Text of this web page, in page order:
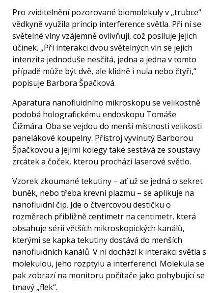
Pro zviditelnění pozorované biomolekuly v „trubce“
vědkyně využila princip interference světla. Při ní se
světelné vlny vzájemně ovlivňují, což posiluje jejich
účinek. „Při interakci dvou světelných vln se jejich
intenzita jednoduše nesčítá, jedna a jedna v tomto
případě může být dvě, ale klidně i nula nebo čtyři,“
popisuje Barbora Špačková.
Aparatura nanofluidního mikroskopu se velikostně
podobá holografickému endoskopu Tomáše
Čižmára. Oba se vejdou do menší místnosti velikosti
panelákové koupelny. Přístroj vyvinutý Barborou
Špačkovou a jejími kolegy také sestává ze soustavy
zrcátek a čoček, kterou prochází laserové světlo.
Vzorek zkoumané tekutiny – ať už se jedná o sekret
buněk, nebo třeba krevní plazmu – se aplikuje na
nanofluidní čip. Jde o čtvercovou destičku o
rozměrech přibližně centimetr na centimetr, která
obsahuje sérii větších mikroskopických kanálů,
kterými se kapka tekutiny dostává do menších
nanofluidních kanálů. V ní dochází k interakci světla s
molekulou, jeho rozptylu a interferenci. Molekula se
pak zobrazí na monitoru počítače jako pohybující se
tmavý „flek“.